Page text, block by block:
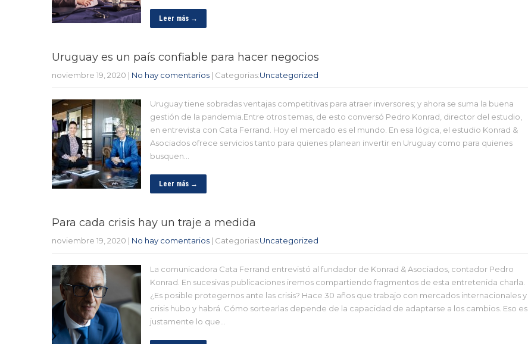
Leer más →
Uruguay es un país confiable para hacer negocios
noviembre 19, 2020 | No hay comentarios | Categorias:Uncategorized
Uruguay tiene sobradas ventajas competitivas para atraer inversores; y ahora se suma la buena
gestión de la pandemia.Entre otros temas, de esto conversó Pedro Konrad, director del estudio,
en entrevista con Cata Ferrand. Hoy el mercado es el mundo. En esa lógica, el estudio Konrad &
Asociados ofrece servicios tanto para quienes planean invertir en Uruguay como para quienes
busquen…
Leer más →
Para cada crisis hay un traje a medida
noviembre 19, 2020 | No hay comentarios | Categorias:Uncategorized
La comunicadora Cata Ferrand entrevistó al fundador de Konrad & Asociados, contador Pedro
Konrad. En sucesivas publicaciones iremos compartiendo fragmentos de esta entretenida charla.
¿Es posible protegernos ante las crisis? Hace 30 años que trabajo con mercados internacionales y
crisis hubo y habrá. Cómo sortearlas depende de la capacidad de adaptarse a los cambios. Eso es
justamente lo que…